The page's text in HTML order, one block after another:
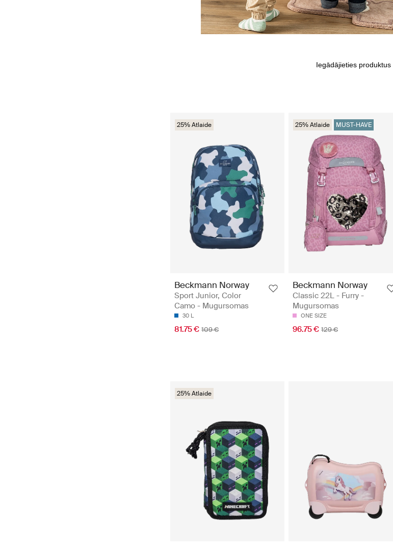
25% Atlaide
Beckmann Norway
Sport Junior, Color
Camo - Mugursomas
30 L
81.75 € 109 €
25% Atlaide MUST-HAVE
Beckmann Norway
Classic 22L - Furry -
Mugursomas
ONE SIZE
96.75 € 129 €
25% Atlaide
Iegādājieties produktus